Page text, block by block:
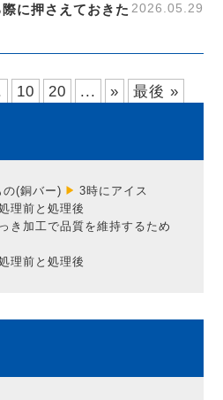
に押さえておきた 2026.05.29
10 20 ... » 最後 »
(銅バー)
3時にアイス
理前と処理後
き加工で品質を維持するため
理前と処理後